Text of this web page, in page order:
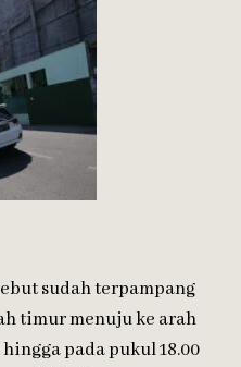
sudah terpampang
timur menuju ke arah
pada pukul 18.00